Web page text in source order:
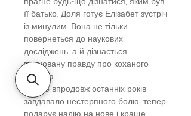
її батько. Доля готує Елізабет зустріч
із минулим. Вона не тільки
повернеться до наукових
досліджень, а й дізнається
приховану правду про коханого
Келвіна.
Те, що впродовж останніх років
завдавало нестерпного болю, тепер
подарує надію на нове і краще